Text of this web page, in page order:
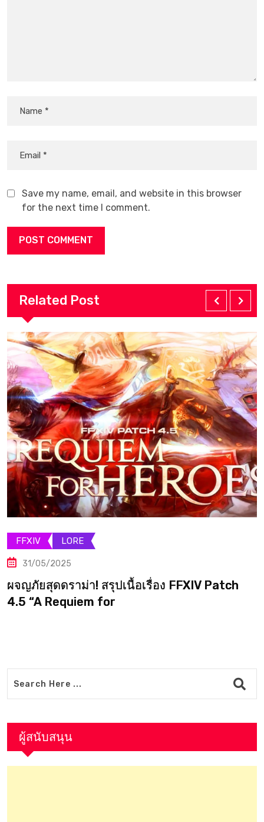
Save my name, email, and website in this browser
for the next time I comment.
Related Post
Patch
FFXIV เนื้อเรื่อง 4.4 Prelude
ม่วงแห่งปริศนาเริ่มคลี่คลาย แ
ผู้สนับสนุน